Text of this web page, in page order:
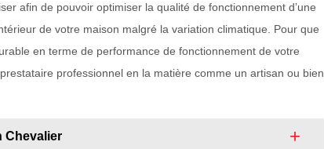
afin de pouvoir optimiser la qualité de fonctionnement d’une
de votre maison malgré la variation climatique. Pour que
en terme de performance de fonctionnement de votre
professionnel en la matière comme un artisan ou bien
Chevalier